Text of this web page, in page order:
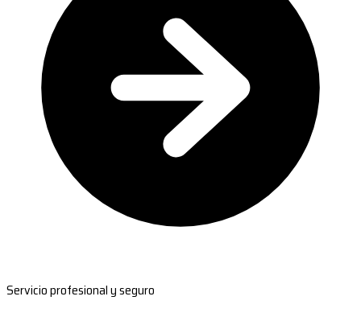
Servicio profesional y seguro